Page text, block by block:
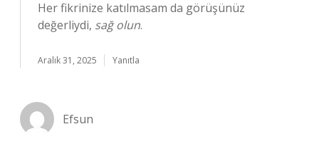
Her fikrinize katılmasam da görüşünüz
değerliydi, sağ olun.
Aralık 31, 2025 Yanıtla
Efsun